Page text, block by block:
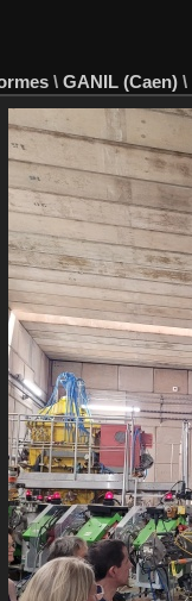
\ GANIL (Caen) \